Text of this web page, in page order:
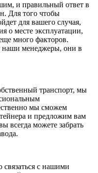
и правильный ответ в
Для того чтобы
для вашего случая,
о месте эксплуатации,
много факторов.
наши менеджеры, они в
транспорт, мы
мы сможем
и предложим вам
всегда можете забрать
связаться с нашими